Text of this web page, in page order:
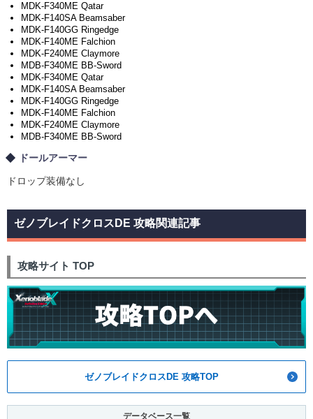
MDK-F340ME Qatar
MDK-F140SA Beamsaber
MDK-F140GG Ringedge
MDK-F140ME Falchion
MDK-F240ME Claymore
MDB-F340ME BB-Sword
MDK-F340ME Qatar
MDK-F140SA Beamsaber
MDK-F140GG Ringedge
MDK-F140ME Falchion
MDK-F240ME Claymore
MDB-F340ME BB-Sword
ドールアーマー
ドロップ装備なし
ゼノブレイドクロスDE 攻略関連記事
攻略サイト TOP
ゼノブレイドクロスDE 攻略TOP
データベース一覧